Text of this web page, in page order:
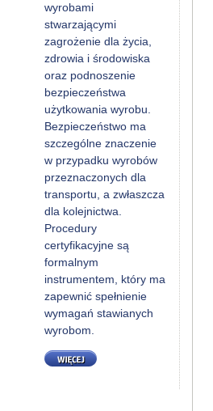
wyrobami
stwarzającymi
zagrożenie dla życia,
zdrowia i środowiska
oraz podnoszenie
bezpieczeństwa
użytkowania wyrobu.
Bezpieczeństwo ma
szczególne znaczenie
w przypadku wyrobów
przeznaczonych dla
transportu, a zwłaszcza
dla kolejnictwa.
Procedury
certyfikacyjne są
formalnym
instrumentem, który ma
zapewnić spełnienie
wymagań stawianych
wyrobom.
WIĘCEJ